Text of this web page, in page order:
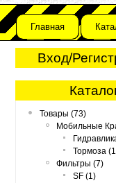
Главная
Вход/
Товары (73)
Мобильные
Тормоза
Фильтры (7)
SF (1)